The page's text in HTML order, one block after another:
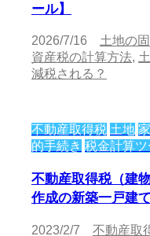
ール】
2026/7/16 土地の
資産税の計算方法,
減税される？
不動産取得税 土地
的手続き 税金計算
不動産取得税（建
作成の新築一戸建
2023/2/7 不動産取